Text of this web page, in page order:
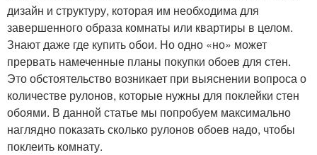
дизайн и структуру, которая им необходима для
завершенного образа комнаты или квартиры в целом.
Знают даже где купить обои. Но одно «но» может
прервать намеченные планы покупки обоев для стен.
Это обстоятельство возникает при выяснении вопроса о
количестве рулонов, которые нужны для поклейки стен
обоями. В данной статье мы попробуем максимально
наглядно показать сколько рулонов обоев надо, чтобы
поклеить комнату.